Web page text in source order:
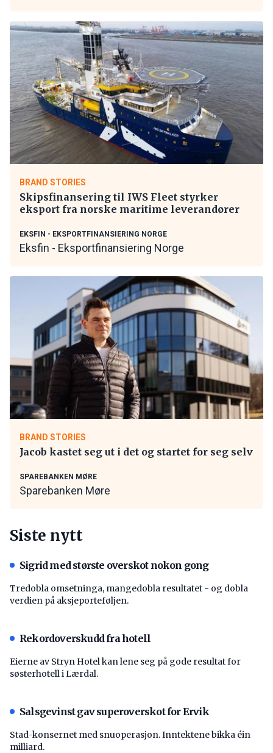
BRAND STORIES
Skipsfinansering til IWS Fleet styrker
eksport fra norske maritime leverandører
EKSFIN - EKSPORTFINANSIERING NORGE
Eksfin - Eksportfinansiering Norge
BRAND STORIES
Jacob kastet seg ut i det og startet for seg selv
SPAREBANKEN MØRE
Sparebanken Møre
Siste nytt
Sigrid med største overskot nokon gong
Tredobla omsetninga, mangedobla resultatet - og dobla
verdien på aksjeporteføljen.
Rekordoverskudd fra hotell
Eierne av Stryn Hotel kan lene seg på gode resultat for
søsterhotell i Lærdal.
Salsgevinst gav superoverskot for Ervik
Stad-konsernet med snuoperasjon. Inntektene bikka éin
milliard.